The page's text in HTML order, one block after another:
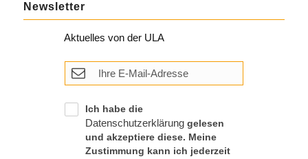
Newsletter
Aktuelles von der ULA
Ich habe die
Datenschutzerklärung gelesen
und akzeptiere diese. Meine
Zustimmung kann ich jederzeit